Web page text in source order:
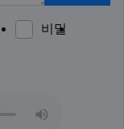
비밀